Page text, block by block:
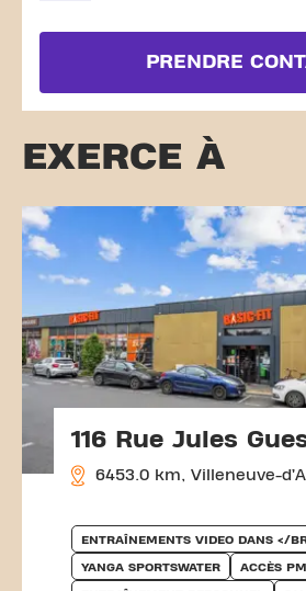
PRENDRE
EXERCE À
116 Rue Jules
6453.0 km, Villeneuve-
ENTRAÎNEMENTS VIDEO DANS </
YANGA SPORTSWATER ACCÈS